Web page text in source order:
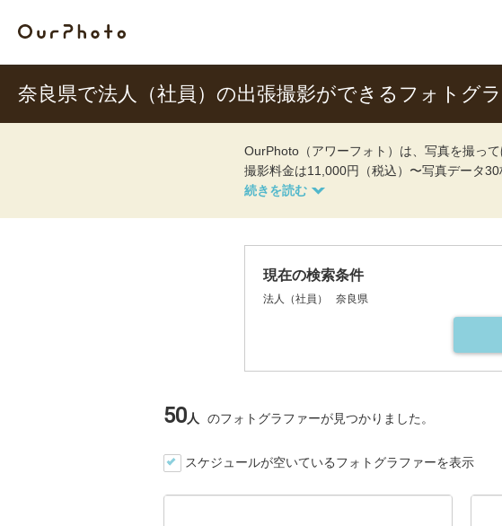
奈良県で法人（社員）の出張撮影ができるフォトグ
OurPhoto（アワーフォト）は、写真を撮っ
撮影料金は11,000円（税込）〜写真データ
現在の検索条件
法人（社員） 奈良県
50人 のフォトグラファーが見つかりました。
スケジュールが空いているフォトグラファーを表示